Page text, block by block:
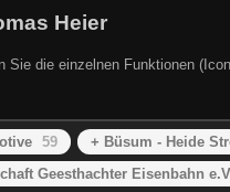
Heier
Sie die einzelnen Funktionen
59
+ Büsum - Heide
Geesthachter Eisenbahn